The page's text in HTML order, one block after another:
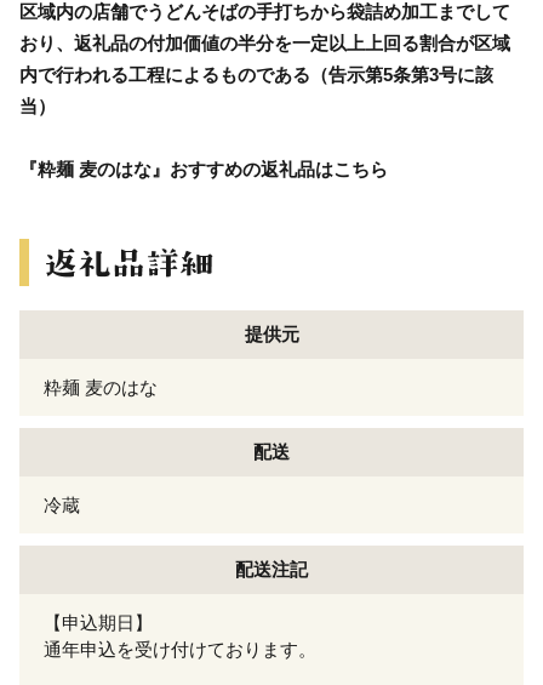
区域内の店舗でうどんそばの手打ちから袋詰め加工までして
おり、返礼品の付加価値の半分を一定以上上回る割合が区域
内で行われる工程によるものである（告示第5条第3号に該
当）
『粋麺 麦のはな』おすすめの返礼品はこちら
提供元
粋麺 麦のはな
配送
冷蔵
配送注記
【申込期日】
通年申込を受け付けております。